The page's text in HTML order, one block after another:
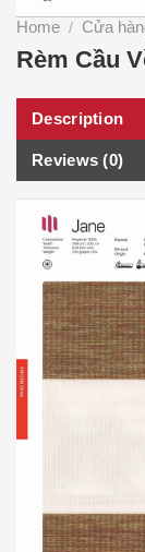
Home / Cửa
Rèm Cầu
Description
Reviews (0)